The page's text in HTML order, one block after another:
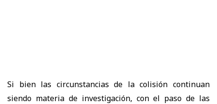
Si bien las circunstancias de la colisión continuan
siendo materia de investigación, con el paso de las